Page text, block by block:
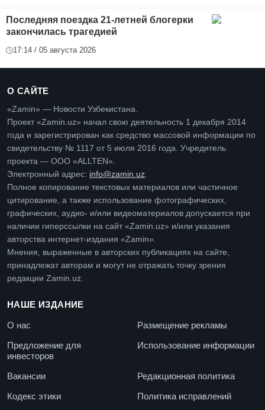
Последняя поездка 21-летней блогерки
закончилась трагедией
17:14 / 05 августа 2026
О САЙТЕ
«Zamin» — Новости Узбекистана.
Проект «Zamin.uz» начал свою деятельность 1 декабря 2014
года и зарегистрирован как средство массовой информации по
свидетельству № 1117 от 5 июля 2016 года. Учредитель
проекта — ООО «ALLTEN».
Электронный адрес: info@zamin.uz.
Полное копирование текстовых материалов или частичное
цитирование, а также использование фотографических,
графических, аудио- и/или видеоматериалов допускается при
наличии гиперссылки на сайт «Zamin.uz» и/или указания
авторства интернет-издания «Zamin».
Мнения, выраженные в авторских публикациях на сайте,
принадлежат авторам и могут не отражать точку зрения
редакции Zamin.uz.
НАШЕ ИЗДАНИЕ
О нас
Размещение рекламы
Предложение для
инвесторов
Использование информации
Вакансии
Редакционная политика
Кодекс этики
Политика исправлений